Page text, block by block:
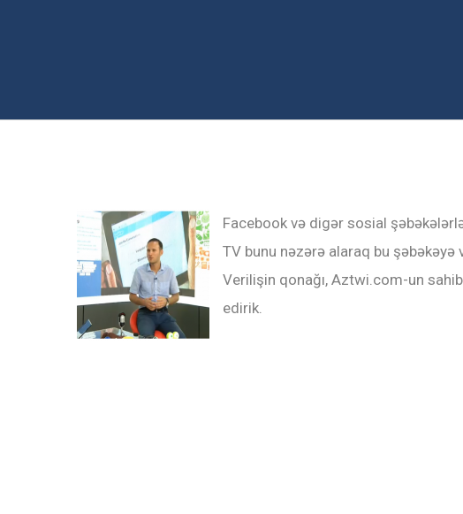
Facebook və digər sosial
TV bunu nəzərə alaraq bu
Verilişin qonağı, Aztwi.com-un
edirik.